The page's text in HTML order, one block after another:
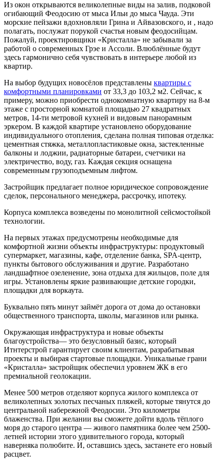
Из окон открываются великолепные виды на залив, подковой
огибающий Феодосию от мыса Ильи до мыса Чауда. Эти
морские пейзажи вдохновляли Грина и Айвазовского, и , надо
полагать, послужат порукой счастья новым феодосийцам.
Пожалуй, проектировщики «Кристалла» не забывали за
работой о современных Грэе и Ассоли. Влюблённые будут
здесь гармонично себя чувствовать в интерьере любой из
квартир.
На выбор будущих новосёлов представлены квартиры с
комфортными планировками от 33,3 до 103,2 м2. Сейчас, к
примеру, можно приобрести однокомнатную квартиру на 8-м
этаже с просторной комнатой площадью 27 квадратных
метров, 14-ти метровой кухней и видовым панорамным
эркером. В каждой квартире установлено оборудование
индивидуального отопления, сделана полная типовая отделка:
цементная стяжка, металлопластиковые окна, застекленные
балконы и лоджии, радиаторные батареи, счетчики на
электричество, воду, газ. Каждая секция оснащена
современным грузоподъемным лифтом.
Застройщик предлагает полное юридическое сопровождение
сделок, персонального менеджера, рассрочку, ипотеку.
Корпуса комплекса возведены по монолитной сейсмостойкой
технологии.
На первых этажах предусмотрены необходимые для
комфортной жизни объекты инфраструктуры: продуктовый
супермаркет, магазины, кафе, отделение банка, SPA-центр,
пункты бытового обслуживания и другие. Разработано
ландшафтное озеленение, зона отдыха для жильцов, поле для
игры. Установлены яркие развивающие детские городки,
площадки для воркаута.
Буквально пять минут займёт дорога от дома до остановки
общественного транспорта, школы, магазинов или рынка.
Окружающая инфраструктура и новые объекты
благоустройства— это безусловный базис, который
Итнтерстрой гарантирует своим клиентам, разрабатывая
проекты и выбирая стартовые площадки. Уникальные грани
«Кристалла» застройщик обеспечил уровнем ЖК в его
премиальной геолокации.
Менее 500 метров отделяют корпуса жилого комплекса от
великолепных золотых песчаных пляжей, которые тянутся до
центральной набережной Феодосии. Это километры
блаженства. При желании вы сможете дойти вдоль тёплого
моря до старого центра — живого памятника более чем 2500-
летней истории этого удивительного города, который
наверняка полюбите. И, оставшись здесь, застанете его новый
расцвет.